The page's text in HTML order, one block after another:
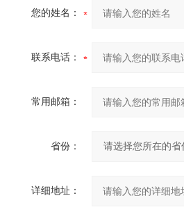
您的姓名：
联系电话：
常用邮箱：
省份：
详细地址：